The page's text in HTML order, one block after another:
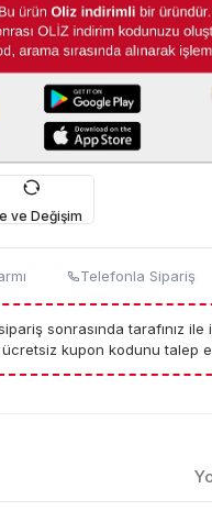
ve Değişim
Telefonla Sipariş
sonrasında tarafınız
ücretsiz kupon kodunu talep